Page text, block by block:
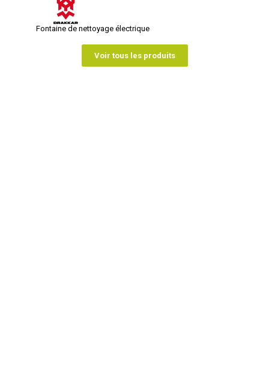
Fontaine de nettoyage électrique
Voir tous les produits